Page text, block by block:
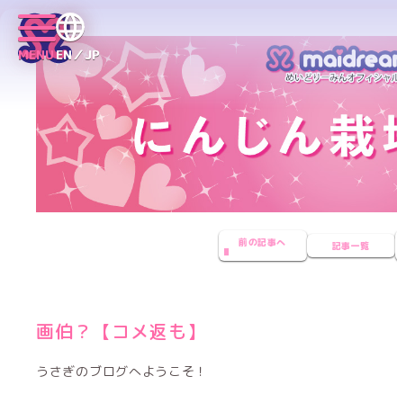
MENUEN／JP
前の記事へ 記事一覧
画伯？【コメ返も】
うさぎのブログへようこそ！